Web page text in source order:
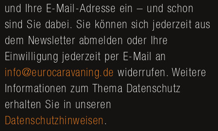
und Ihre E-Mail-Adresse ein – und schon
sind Sie dabei. Sie können sich jederzeit aus
dem Newsletter abmelden oder Ihre
Einwilligung jederzeit per E-Mail an
info@eurocaravaning.de widerrufen. Weitere
Informationen zum Thema Datenschutz
erhalten Sie in unseren
Datenschutzhinweisen .